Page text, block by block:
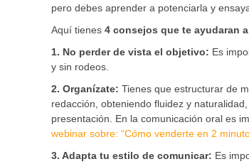
pero debes aprender a potenciarla y
Aquí tienes 4 consejos que te ayudaran
1. No perder de vista el objetivo: Es
y sin rodeos.
2. Organízate: Tienes que estructurar de
redacción, obteniendo fluidez y
presentación. En la comunicación oral es
webinar sobre: “Cómo venderte en 2
3. Adapta tu estilo de comunicar: Es